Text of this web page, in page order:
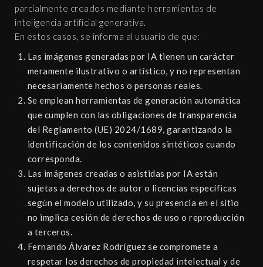
parcialmente creados mediante herramientas de
inteligencia artificial generativa.
En estos casos, se informa al usuario de que:
Las imágenes generadas por IA tienen un carácter
meramente ilustrativo o artístico, y no representan
necesariamente hechos o personas reales.
Se emplean herramientas de generación automática
que cumplen con las obligaciones de transparencia
del Reglamento (UE) 2024/1689, garantizando la
identificación de los contenidos sintéticos cuando
corresponda.
Las imágenes creadas o asistidas por IA están
sujetas a derechos de autor o licencias específicas
según el modelo utilizado, y su presencia en el sitio
no implica cesión de derechos de uso o reproducción
a terceros.
Fernando Álvarez Rodríguez se compromete a
respetar los derechos de propiedad intelectual y de